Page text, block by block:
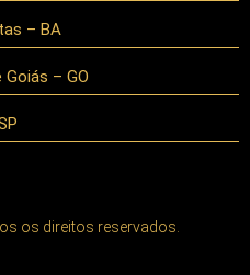
– BA
– GO
os direitos reservados.